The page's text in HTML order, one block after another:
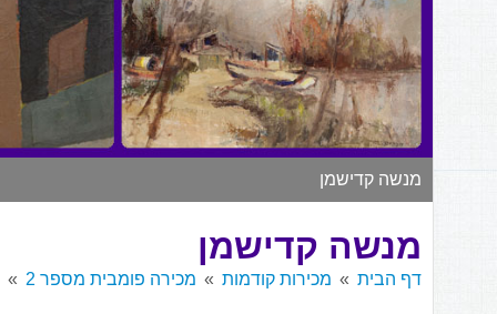
מנשה קדישמן
מנשה קדישמן
דף הבית מכירות קודמות מכירה פומבית מספר 2